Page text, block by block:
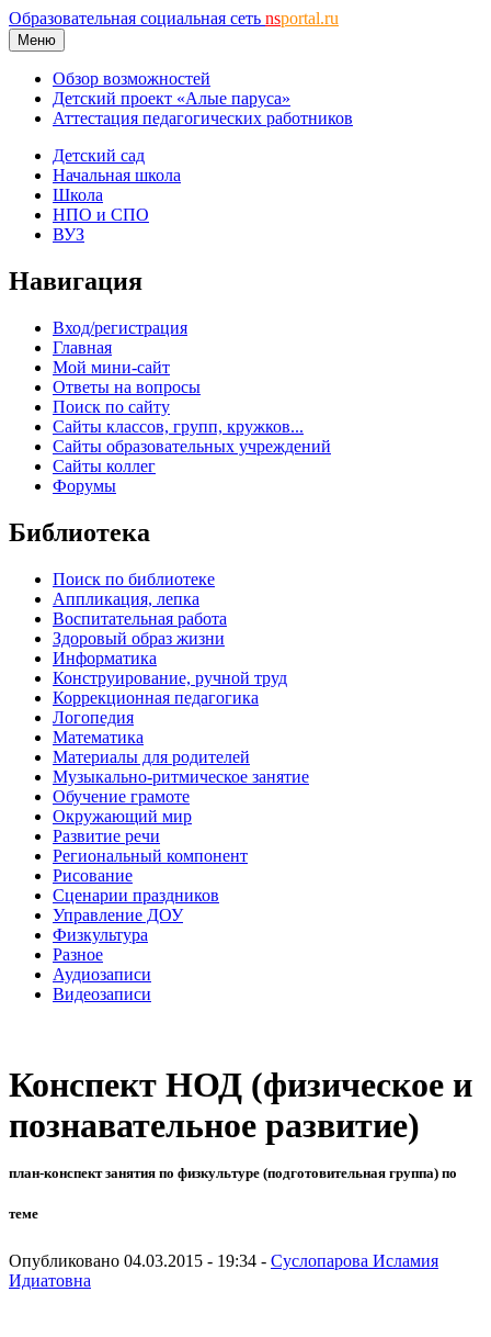
Образовательная социальная сеть nsportal.ru
Меню
Обзор возможностей
Детский проект «Алые паруса»
Аттестация педагогических работников
Детский сад
Начальная школа
Школа
НПО и СПО
ВУЗ
Навигация
Вход/регистрация
Главная
Мой мини-сайт
Ответы на вопросы
Поиск по сайту
Сайты классов, групп, кружков...
Сайты образовательных учреждений
Сайты коллег
Форумы
Библиотека
Поиск по библиотеке
Аппликация, лепка
Воспитательная работа
Здоровый образ жизни
Информатика
Конструирование, ручной труд
Коррекционная педагогика
Логопедия
Математика
Материалы для родителей
Музыкально-ритмическое занятие
Обучение грамоте
Окружающий мир
Развитие речи
Региональный компонент
Рисование
Сценарии праздников
Управление ДОУ
Физкультура
Разное
Аудиозаписи
Видеозаписи
Конспект НОД (физическое и
познавательное развитие)
план-конспект занятия по физкультуре (подготовительная группа) по
теме
Опубликовано 04.03.2015 - 19:34 - Суслопарова Исламия
Идиатовна